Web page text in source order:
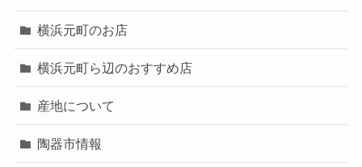
横浜元町のお店
横浜元町ら辺のおすすめ店
産地について
陶器市情報